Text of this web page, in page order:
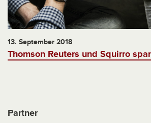
13. September 2018
Thomson Reuters und Squirro
Partner